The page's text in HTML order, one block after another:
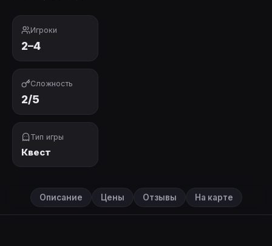
Игроки
2–4
Сложность
2/5
Тип игры
Квест
Описание Цены Отзывы На карте